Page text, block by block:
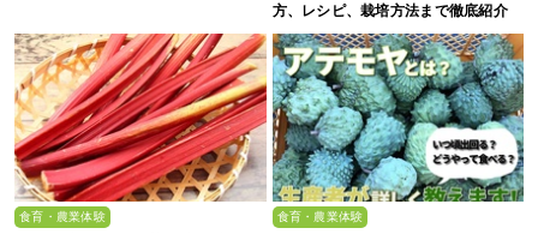
方、レシピ、栽培方法まで徹底紹介
食育・農業体験 食育・農業体験